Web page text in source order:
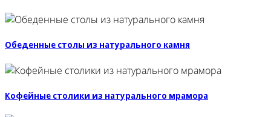
Обеденные столы из натурального камня
Кофейные столики из натурального мрамора